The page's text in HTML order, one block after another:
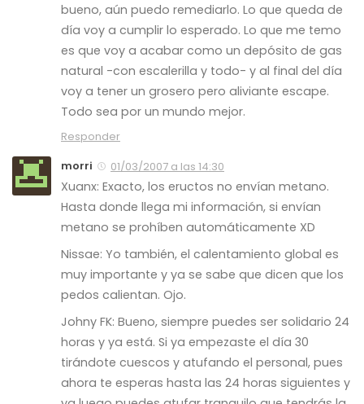
bueno, aún puedo remediarlo. Lo que queda de
día voy a cumplir lo esperado. Lo que me temo
es que voy a acabar como un depósito de gas
natural -con escalerilla y todo- y al final del día
voy a tener un grosero pero aliviante escape.
Todo sea por un mundo mejor.
Responder
morri
01/03/2007 a las 14:30
Xuanx: Exacto, los eructos no envían metano.
Hasta donde llega mi información, si envían
metano se prohíben automáticamente XD
Nissae: Yo también, el calentamiento global es
muy importante y ya se sabe que dicen que los
pedos calientan. Ojo.
Johny FK: Bueno, siempre puedes ser solidario 24
horas y ya está. Si ya empezaste el día 30
tirándote cuescos y atufando el personal, pues
ahora te esperas hasta las 24 horas siguientes y